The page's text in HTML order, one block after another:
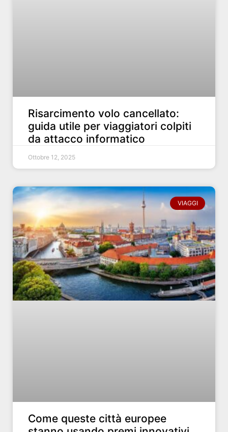
Risarcimento volo cancellato:
guida utile per viaggiatori colpiti
da attacco informatico
Ottobre 12, 2025
VIAGGI
Come queste città europee